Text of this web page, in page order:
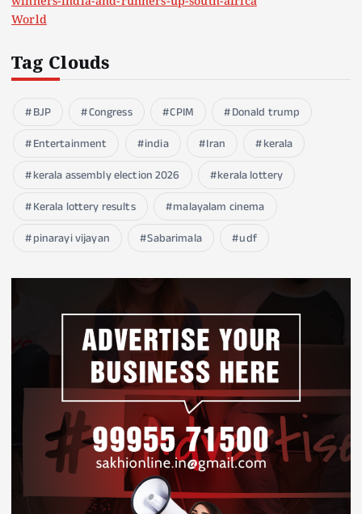
World
Tag Clouds
BJP Congress CPIM
Donald trump
Entertainment
india Iran
kerala
kerala assembly election 2026
kerala lottery
Kerala lottery results
malayalam cinema
pinarayi vijayan
Sabarimala udf